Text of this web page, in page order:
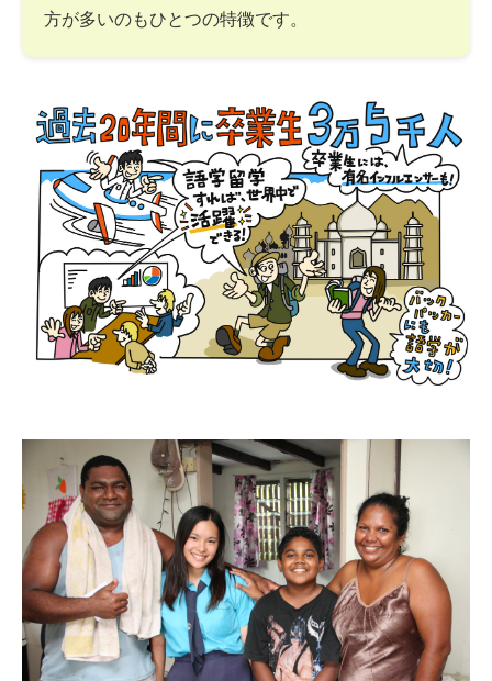
方が多いのもひとつの特徴です。